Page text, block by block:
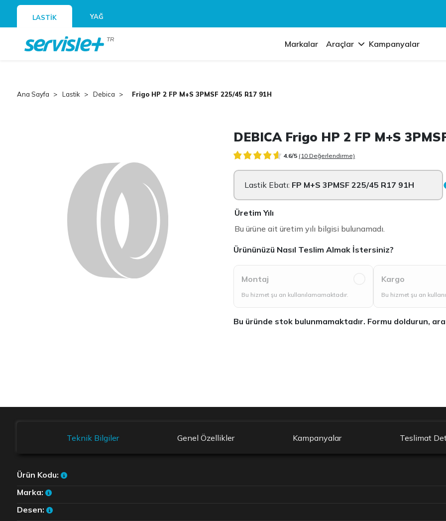
LASTİK YAĞ
TR Markalar Araçlar Kampanyalar
Ana Sayfa Lastik Debica Frigo HP 2 FP M+S 3PMSF 225/45 R17 91H
DEBICA Frigo HP 2 FP M+S
4.6/5 (10 Değerlendirme)
Lastik Ebatı: FP M+S 3PMSF 225/45 R17 91H
Üretim Yılı
Bu ürüne ait üretim yılı bilgisi bulunamadı.
Ürününüzü Nasıl Teslim Almak İstersiniz?
Montaj
Bu hizmet şu an kullanılamamaktadır.
Kargo
Bu hizmet şu an
Bu üründe stok bulunmamaktadır. Formu doldurun,
Teknik Bilgiler Genel Özellikler Kampanyalar Teslimat
Ürün Kodu:
Marka:
Desen: